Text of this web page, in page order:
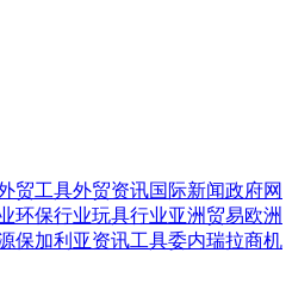
贸工具外贸资讯国际新闻政府网
环保行业玩具行业亚洲贸易欧洲
保加利亚资讯工具委内瑞拉商机